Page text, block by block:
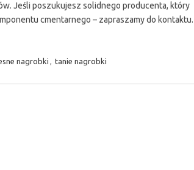
Jeśli poszukujesz solidnego producenta, który
cmentarnego – zapraszamy do kontaktu.
nagrobki , tanie nagrobki